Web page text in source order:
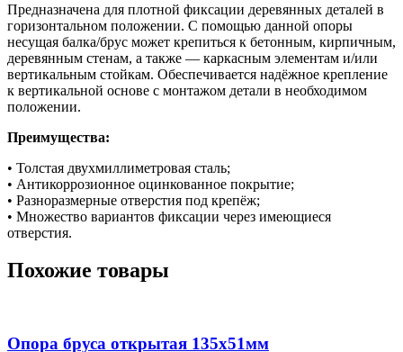
Предназначена для плотной фиксации деревянных деталей в
горизонтальном положении. С помощью данной опоры
несущая балка/брус может крепиться к бетонным, кирпичным,
деревянным стенам, а также — каркасным элементам и/или
вертикальным стойкам. Обеспечивается надёжное крепление
к вертикальной основе с монтажом детали в необходимом
положении.
Преимущества:
• Толстая двухмиллиметровая сталь;
• Антикоррозионное оцинкованное покрытие;
• Разноразмерные отверстия под крепёж;
• Множество вариантов фиксации через имеющиеся
отверстия.
Похожие товары
Опора бруса открытая 135х51мм